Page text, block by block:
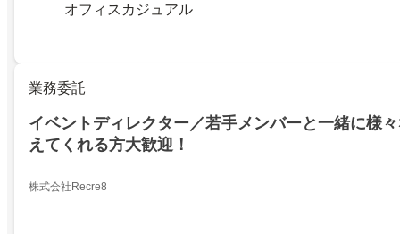
オフィスカジュアル
業務委託
イベントディレクター／若手メンバーと一緒に様
えてくれる方大歓迎！
株式会社Recre8